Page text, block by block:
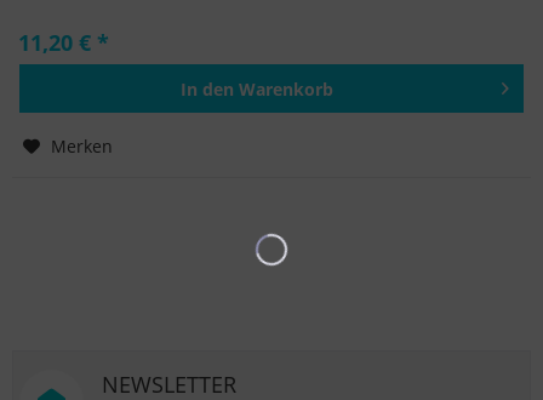
11,20 € *
In den Warenkorb
Merken
NEWSLETTER